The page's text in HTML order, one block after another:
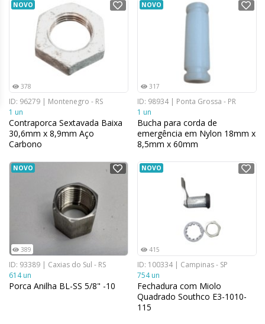
NOVO
378
ID: 96279 | Montenegro - RS
1 un
Contraporca Sextavada Baixa
30,6mm x 8,9mm Aço
Carbono
NOVO
317
ID: 98934 | Ponta Grossa - PR
1 un
Bucha para corda de
emergência em Nylon 18mm x
8,5mm x 60mm
NOVO
389
ID: 93389 | Caxias do Sul - RS
614 un
Porca Anilha BL-SS 5/8" -10
NOVO
415
ID: 100334 | Campinas - SP
754 un
Fechadura com Miolo
Quadrado Southco E3-1010-
115